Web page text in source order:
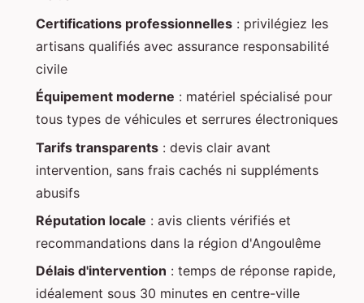
Certifications professionnelles : privilégiez les
artisans qualifiés avec assurance responsabilité
civile
Équipement moderne : matériel spécialisé pour
tous types de véhicules et serrures électroniques
Tarifs transparents : devis clair avant
intervention, sans frais cachés ni suppléments
abusifs
Réputation locale : avis clients vérifiés et
recommandations dans la région d'Angoulême
Délais d'intervention : temps de réponse rapide,
idéalement sous 30 minutes en centre-ville